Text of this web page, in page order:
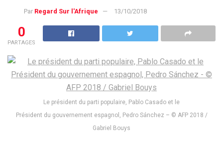
Par Regard Sur l'Afrique 13/10/2018
0
PARTAGES
Le président du parti populaire, Pablo Casado et le
Président du gouvernement espagnol, Pedro Sánchez – © AFP 2018 /
Gabriel Bouys